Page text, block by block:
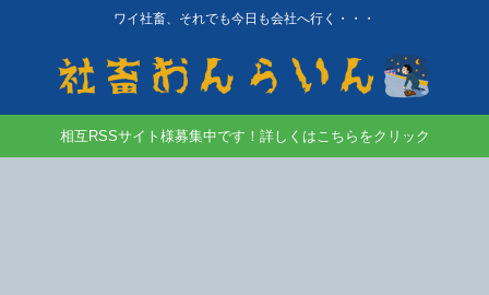
ワイ社畜、それでも今日も会社へ行く・・・
相互RSSサイト様募集中です！詳しくはこちらをクリック